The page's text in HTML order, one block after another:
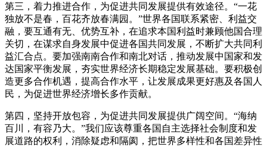
第三，着力推进合作，为促进共同发展提供有效途径。“一花
独放不是春，百花齐放春满园。”世界各国联系紧密、利益交
融，要互通有无、优势互补，在追求本国利益时兼顾他国合理
关切，在谋求自身发展中促进各国共同发展，不断扩大共同利
益汇合点。要加强南南合作和南北对话，推动发展中国家和发
达国家平衡发展，夯实世界经济长期稳定发展基础。要积极创
造更多合作机遇，提高合作水平，让发展成果更好惠及各国人
民，为促进世界经济增长多作贡献。
第四，坚持开放包容，为促进共同发展提供广阔空间。“海纳
百川，有容乃大。”我们应该尊重各国自主选择社会制度和发
展道路的权利，消除疑虑和隔阂，把世界多样性和各国差异性